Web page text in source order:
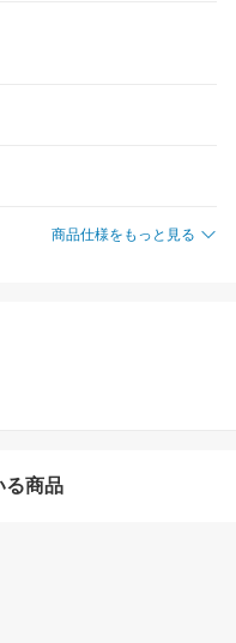
商品仕様をもっと見る
る商品